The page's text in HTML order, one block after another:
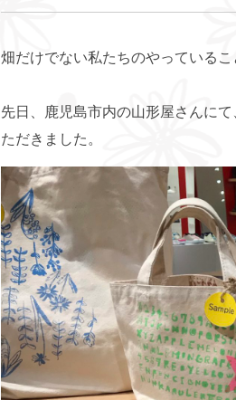
畑だけでない私たちのやっているこ
先日、鹿児島市内の山形屋さんに
ただきました。